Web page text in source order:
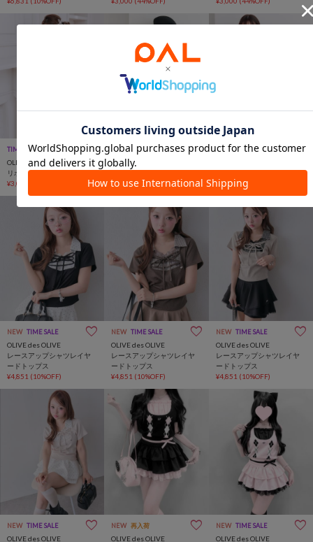
TIME SALE 手洗い可
OLIVE des OLIVE
リボンribbonTシャツ
¥3,000
TIME SALE
OLIVE des OLIVE
シャツレイヤードトップス
¥3,000(39%OFF)
TIME SALE
シャツレイヤードトップス
¥3,000(39%OFF)
NEW TIME SALE
OLIVE des OLIVE
レースアップシャツレイヤ
ードトップス
¥4,851 (10%OFF)
NEW TIME SALE
OLIVE des OLIVE
レースアップシャツレイヤ
ードトップス
¥4,851 (10%OFF)
NEW TIME SALE
OLIVE des OLIVE
レースアップシャツレイヤ
ードトップス
¥4,851 (10%OFF)
NEW TIME SALE
OLIVE des OLIVE
NEW 再入荷
OLIVE des OLIVE
NEW TIME SALE
OLIVE des OLIVE